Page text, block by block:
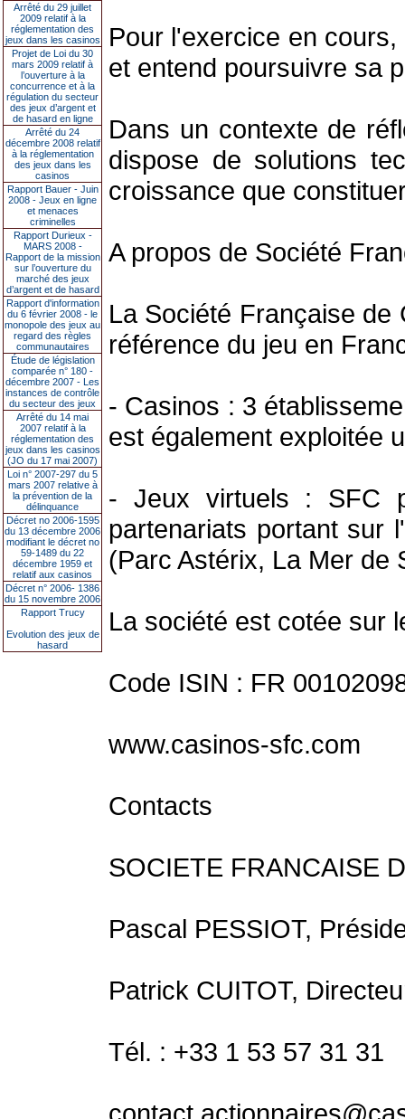
Arrêté du 29 juillet
2009 relatif à la
réglementation des
jeux dans les casinos
Projet de Loi du 30
mars 2009 relatif à
l’ouverture à la
concurrence et à la
régulation du secteur
des jeux d’argent et
de hasard en ligne
Arrêté du 24
décembre 2008 relatif
à la réglementation
des jeux dans les
casinos
Rapport Bauer - Juin
2008 - Jeux en ligne
et menaces
criminelles
Rapport Durieux -
MARS 2008 -
Rapport de la mission
sur l’ouverture du
marché des jeux
d’argent et de hasard
Rapport d'information
du 6 février 2008 - le
monopole des jeux au
regard des règles
communautaires
Étude de législation
comparée n° 180 -
décembre 2007 - Les
instances de contrôle
du secteur des jeux
Arrêté du 14 mai
2007 relatif à la
réglementation des
jeux dans les casinos
(JO du 17 mai 2007)
Loi n° 2007-297 du 5
mars 2007 relative à
la prévention de la
délinquance
Décret no 2006-1595
du 13 décembre 2006
modifiant le décret no
59-1489 du 22
décembre 1959 et
relatif aux casinos
Décret n° 2006- 1386
du 15 novembre 2006
Rapport Trucy
Evolution des jeux de
hasard
Pour l'exercice en
et entend poursuivre sa
Dans un contexte de
dispose de solutions
croissance que
A propos de Société
La Société Française
référence du jeu en
- Casinos : 3
est également exploitée
- Jeux virtuels : SFC
partenariats portant sur
(Parc Astérix, La Mer de
La société est cotée sur
Code ISIN : FR
www.casinos-sfc.com
Contacts
SOCIETE FRANCAISE
Pascal PESSIOT,
Patrick CUITOT,
Tél. : +33 1 53 57 31 31